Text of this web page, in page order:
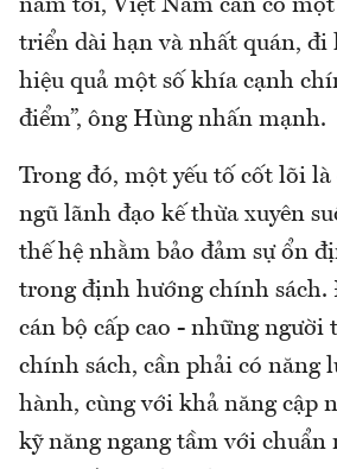
năm tới, Việt Nam cần có
triển dài hạn và nhất quán,
hiệu quả một số khía cạnh
điểm”, ông Hùng nhấn mạnh.
Trong đó, một yếu tố cốt lõi là
ngũ lãnh đạo kế thừa xuyên
thế hệ nhằm bảo đảm sự ổn
trong định hướng chính sách.
cán bộ cấp cao - những
chính sách, cần phải có năng
hành, cùng với khả năng cập
kỹ năng ngang tầm với chuẩn